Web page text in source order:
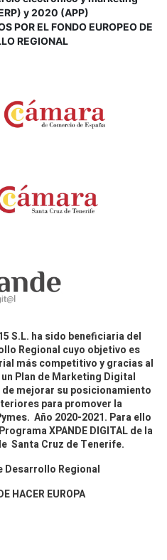
y 2020 (APP)
POR EL FONDO EUROPEO DE
REGIONAL
S.L. ha sido beneficiaria del
Regional cuyo objetivo es
más competitivo y gracias al
Plan de Marketing Digital
mejorar su posicionamiento
para promover la
Año 2020-2021. Para ello
XPANDE DIGITAL de la
Santa Cruz de Tenerife.
Desarrollo Regional
HACER EUROPA